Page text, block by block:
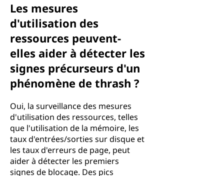
Les mesures
d'utilisation des
ressources peuvent-
elles aider à détecter les
signes précurseurs d'un
phénomène de thrash ?
Oui, la surveillance des mesures
d'utilisation des ressources, telles
que l'utilisation de la mémoire, les
taux d'entrées/sorties sur disque et
les taux d'erreurs de page, peut
aider à détecter les premiers
signes de blocage. Des pics